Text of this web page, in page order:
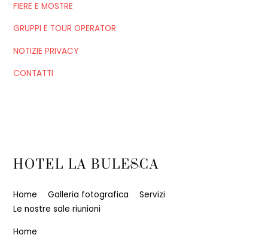
FIERE E MOSTRE
GRUPPI E TOUR OPERATOR
NOTIZIE PRIVACY
CONTATTI
Back
Top
HOTEL LA BULESCA
Home Galleria fotografica
Servizi
Le nostre sale riunioni
Home